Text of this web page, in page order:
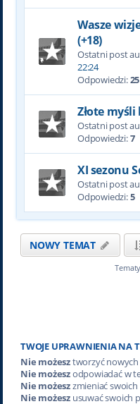
Wasze
(+18)
Ostatni post
22:24
Odpowiedzi:25
Złote
Ostatni post
Odpowiedzi:7
XI sezonu
Ostatni post
Odpowiedzi:5
NOWY TEMAT
TWOJE UPRAWNIENIA NA
Nie możesztworzyć
Nie możeszodpowiadać w
Nie możeszzmieniać
Nie możeszusuwać swoich